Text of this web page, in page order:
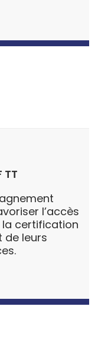
TT
l’accès
certification
de leurs